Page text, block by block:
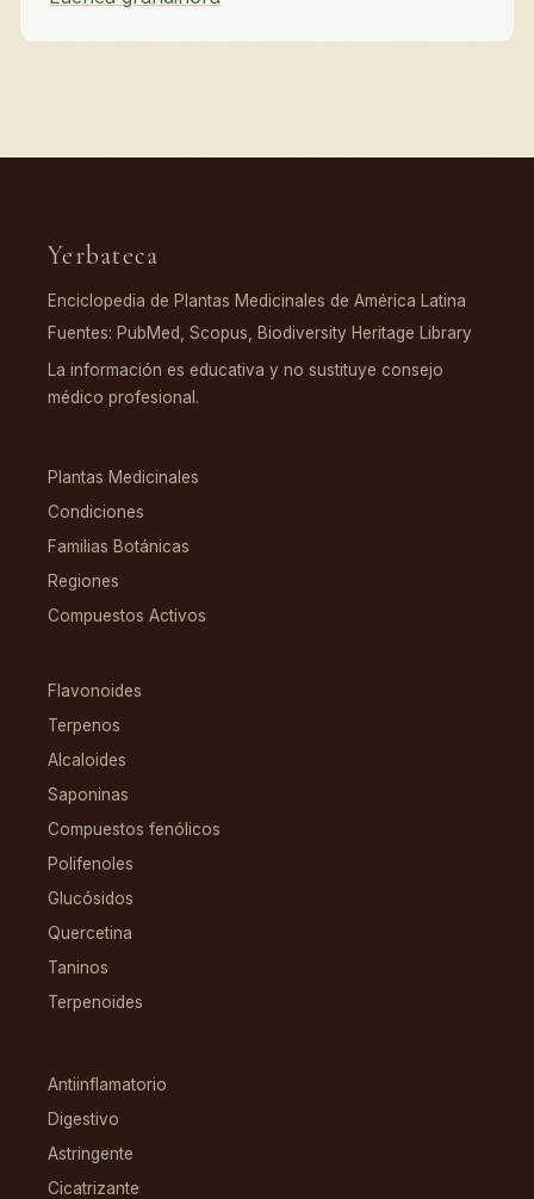
Yerbateca
Enciclopedia de Plantas Medicinales de América Latina
Fuentes: PubMed, Scopus, Biodiversity Heritage Library
La información es educativa y no sustituye consejo
médico profesional.
Plantas Medicinales
Condiciones
Familias Botánicas
Regiones
Compuestos Activos
Flavonoides
Terpenos
Alcaloides
Saponinas
Compuestos fenólicos
Polifenoles
Glucósidos
Quercetina
Taninos
Terpenoides
Antiinflamatorio
Digestivo
Astringente
Cicatrizante